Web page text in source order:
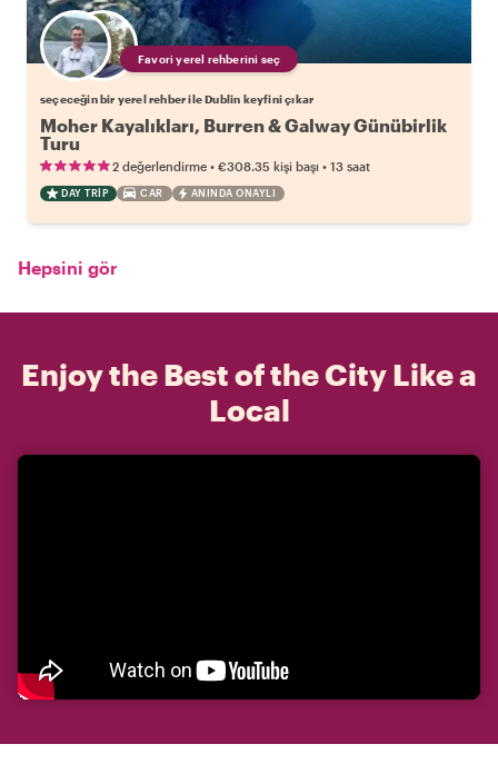
Favori yerel rehberini seç
seçeceğin bir yerel rehber ile Dublin keyfini çıkar
Moher Kayalıkları, Burren & Galway Günübirlik
Turu
2 değerlendirme • €308.35 kişi başı • 13 saat
DAY TRIP CAR ANINDA ONAYLI
Hepsini gör
Enjoy the Best of the City Like a
Local